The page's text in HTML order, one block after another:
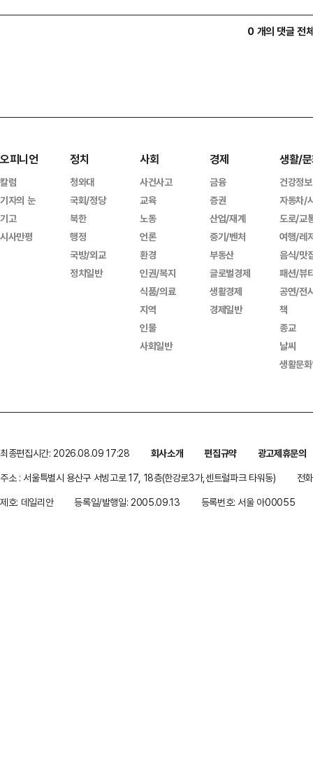
0 개의 댓글 전
오피니언
칼럼
기자의 눈
기고
시사만평
정치
청와대
국회/정당
북한
행정
국방/외교
정치일반
사회
사건사고
교육
노동
언론
환경
인권/복지
식품/의료
지역
인물
사회일반
경제
금융
증권
산업/재계
중기/벤처
부동산
글로벌경제
생활경제
경제일반
생활/
건강정보
자동차/
도로/교
여행/레
음식/맛
패션/뷰
공연/전
책
종교
날씨
생활문
최종편집시간: 2026.08.09 17:28 회사소개 편집규약
광고제휴문의
주소 : 서울특별시 용산구 서빙고로 17, 18층(한강로3가,센트럴파크 타워동)
전
제호: 데일리안
등록일/발행일: 2005.09.13 등록번호: 서울 아00055